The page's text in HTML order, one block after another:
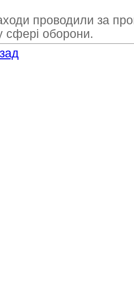
проводили за
сфері оборони.